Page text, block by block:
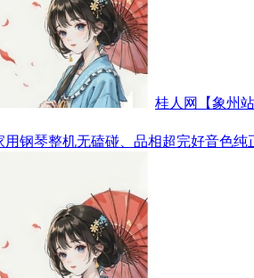
桂人网【象州
用钢琴整机无磕碰、品相超完好音色纯